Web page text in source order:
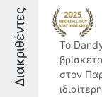
Διακριθέντες
Το
στον